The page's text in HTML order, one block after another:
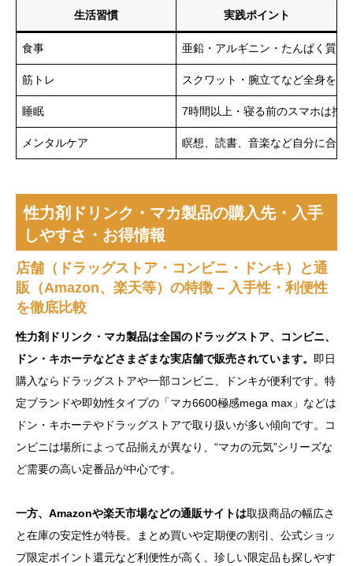
生活習慣 実践ポイント
食事 亜鉛・アルギニン・たんぱく質を
筋トレ スクワット・腕立てなど全身をバ
睡眠 7時間以上・寝る前のスマホは控
メンタルケア 瞑想、読書、音楽など自分に合っ
性力剤ドリンク・マカ製品の購入先・入手
しやすさ・お得情報
店舗（ドラッグストア・コンビニ・ドンキ）と通
販（Amazon、楽天等）の特徴 – 入手性・利便性
を徹底比較
性力剤ドリンク・マカ製品は全国のドラッグストア、コンビニ、
ドン・キホーテなどさまざまな実店舗で販売されています。
即日
購入ならドラッグストアや一部コンビニ、ドンキが便利です。特
定ブランドや即効性タイプの「マカ6600極感mega max」などは
ドン・キホーテやドラッグストアで取り扱いが多い傾向です。コ
ンビニは場所によって品揃えが異なり、“マカの元気”シリーズな
ど需要の高い定番品が中心です。
一方、Amazonや楽天市場などの通販サイトは取扱商品の幅広さ
と在庫の安定性が特長。まとめ買いや定期便の割引、公式ショッ
プ限定ポイント還元など利便性が高く、珍しい限定品も探しやす